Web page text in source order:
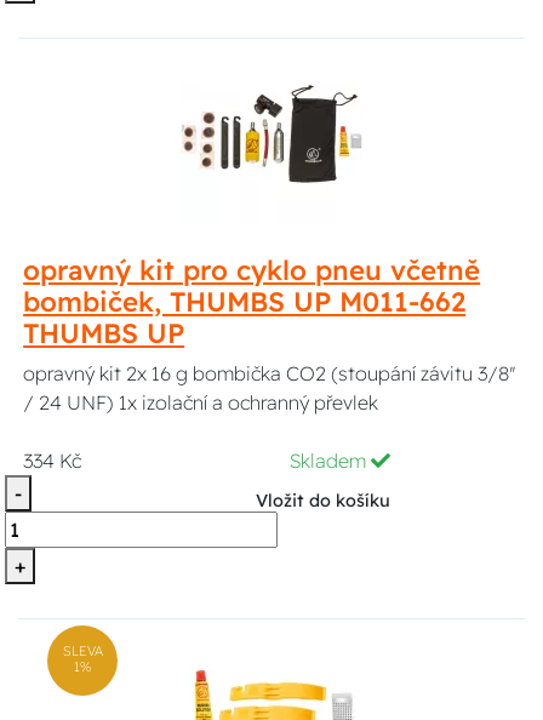
opravný kit pro cyklo pneu včetně
bombiček, THUMBS UP M011-662
THUMBS UP
opravný kit 2x 16 g bombička CO2 (stoupání závitu 3/8"
/ 24 UNF) 1x izolační a ochranný převlek
334 Kč
Skladem
-
+
Vložit do košíku
SLEVA
1%